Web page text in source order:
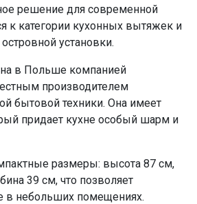
решение для современной
к категории кухонных вытяжек и
установки.
в Польше компанией
производителем
бытовой техники. Она имеет
придает кухне особый шарм и
размеры: высота 87 см,
39 см, что позволяет
в небольших помещениях.